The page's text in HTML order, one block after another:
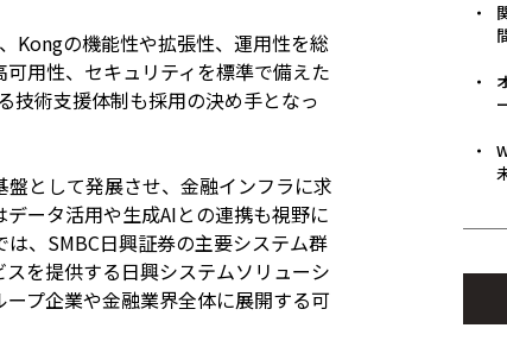
Kongの機能性や拡張性、運用性を総
用性、セキュリティを標準で備えた
技術支援体制も採用の決め手となっ
として発展させ、金融インフラに求
ータ活用や生成AIとの連携も視野に
、SMBC日興証券の主要システム群
を提供する日興システムソリューシ
プ企業や金融業界全体に展開する可